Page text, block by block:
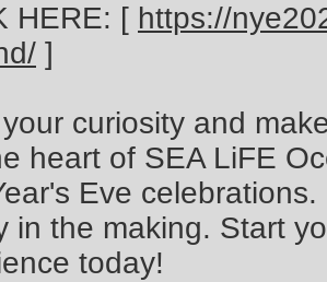
HERE: [ https://
]
curiosity and
heart of SEA LiFE
Eve
in the making. Start
today!